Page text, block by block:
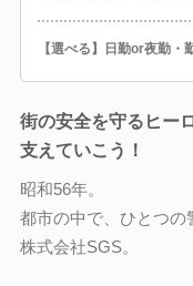
【選べる】日勤or夜勤・
街の安全を守るヒー
支えていこう！
昭和56年。
都市の中で、ひとつの
株式会社SGS。